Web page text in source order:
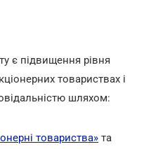
є підвищення рівня
товариствах і
шляхом:
товариства» та